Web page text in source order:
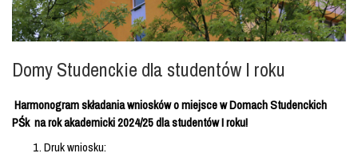
Domy Studenckie dla studentów I roku
Harmonogram składania wniosków o miejsce w Domach Studenckich
PŚk na rok akademicki 2024/25 dla studentów I roku!
Druk wniosku: